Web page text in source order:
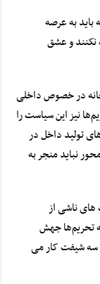
به عرصه
نکنند و عشق
در خصوص داخلی
‌ها نیز این سیاست را
تولید داخل در
نباید منجر به
های ناشی از
تحریم‌هاجهش
سه شیفت کار می